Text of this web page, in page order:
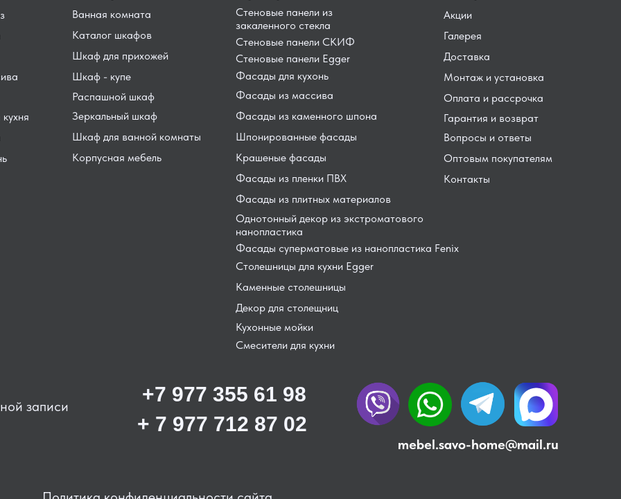
+ 7 977 712 87 02
записи
+7 977 355 61 98
Стеновые панели из
закаленного стекла
Гарантия и возврат
Монтаж и установка
Доставка
Оплата и рассрочка
Оптовым покупателям
Контакты
Вопросы и ответы
Фасады для кухонь
Каменные столешницы
Столешницы для кухни Egger
Декор для столещниц
Шпонированные фасады
Фасады из массива
Фасады из каменного шпона
Крашеные фасады
Фасады из пленки ПВХ
Фасады из плитных материалов
Однотонный декор из экстроматового
нанопластика
Фасады суперматовые из нанопластика Fenix
Стеновые панели СКИФ
Стеновые панели Egger
Кухонные мойки
Распашной шкаф
Шкаф для прихожей
Шкаф - купе
Каталог шкафов
Шкаф для ванной комнаты
Зеркальный шкаф
Корпусная мебель
Ванная комната Акции
Галерея
Смесители для кухни
mebel.savo-home@mail.ru